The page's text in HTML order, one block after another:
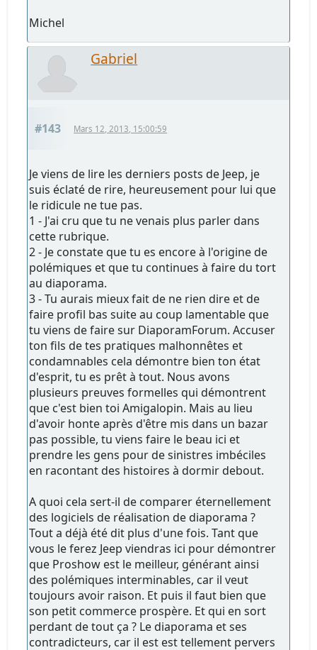
Michel
Gabriel
#143 Mars 12, 2013, 15:00:59
Je viens de lire les derniers posts de Jeep, je
suis éclaté de rire, heureusement pour lui que
le ridicule ne tue pas.
1 - J'ai cru que tu ne venais plus parler dans
cette rubrique.
2 - Je constate que tu es encore à l'origine de
polémiques et que tu continues à faire du tort
au diaporama.
3 - Tu aurais mieux fait de ne rien dire et de
faire profil bas suite au coup lamentable que
tu viens de faire sur DiaporamForum. Accuser
ton fils de tes pratiques malhonnêtes et
condamnables cela démontre bien ton état
d'esprit, tu es prêt à tout. Nous avons
plusieurs preuves formelles qui démontrent
que c'est bien toi Amigalopin. Mais au lieu
d'avoir honte après d'être mis dans un bazar
pas possible, tu viens faire le beau ici et
prendre les gens pour de sinistres imbéciles
en racontant des histoires à dormir debout.
A quoi cela sert-il de comparer éternellement
des logiciels de réalisation de diaporama ?
Tout a déjà été dit plus d'une fois. Tant que
vous le ferez Jeep viendras ici pour démontrer
que Proshow est le meilleur, générant ainsi
des polémiques interminables, car il veut
toujours avoir raison. Et puis il faut bien que
son petit commerce prospère. Et qui en sort
perdant de tout ça ? Le diaporama et ses
contradicteurs, car il est est tellement pervers